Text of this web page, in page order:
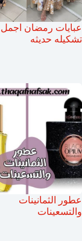
عبايات رمضان اجمل
تشكيله حديثه
عطور الثمانينات
والتسعينات